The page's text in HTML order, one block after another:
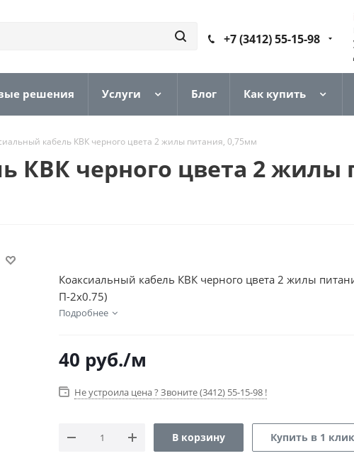
+7 (3412) 55-15-98
решения Услуги Блог Как купить
кабель КВК черного цвета 2 жилы питания, 0,75мм
КВК черного цвета 2 жилы
Коаксиальный кабель КВК черного цвета 2 жилы
П-2x0.75)
Подробнее
40 руб./м
Не устроила цена ? Звоните (3412) 55-15-98 !
В корзину Купить в 1 клик